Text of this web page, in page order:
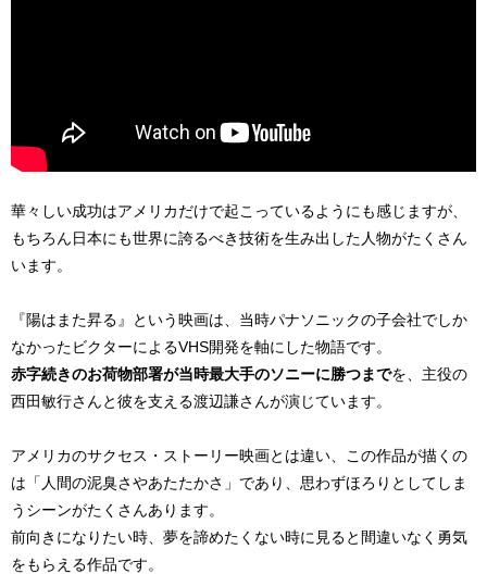
華々しい成功はアメリカだけで起こっているようにも感じますが、
もちろん日本にも世界に誇るべき技術を生み出した人物がたくさん
います。
『陽はまた昇る』という映画は、当時パナソニックの子会社でしか
なかったビクターによるVHS開発を軸にした物語です。
赤字続きのお荷物部署が当時最大手のソニーに勝つまでを、主役の
西田敏行さんと彼を支える渡辺謙さんが演じています。
アメリカのサクセス・ストーリー映画とは違い、この作品が描くの
は「人間の泥臭さやあたたかさ」であり、思わずほろりとしてしま
うシーンがたくさんあります。
前向きになりたい時、夢を諦めたくない時に見ると間違いなく勇気
をもらえる作品です。